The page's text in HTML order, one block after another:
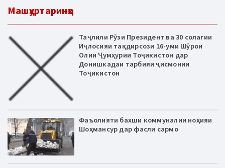
Машҳуртаринҳо
Таҷлили Рӯзи Президент ва 30 солагии
Иҷлосияи тақдирсози 16-уми Шӯрои
Олии Ҷумҳурии Тоҷикистон дар
Донишкадаи тарбияи ҷисмонии
Тоҷикистон
Фаъолияти бахши коммуналии ноҳияи
Шоҳмансур дар фасли сармо